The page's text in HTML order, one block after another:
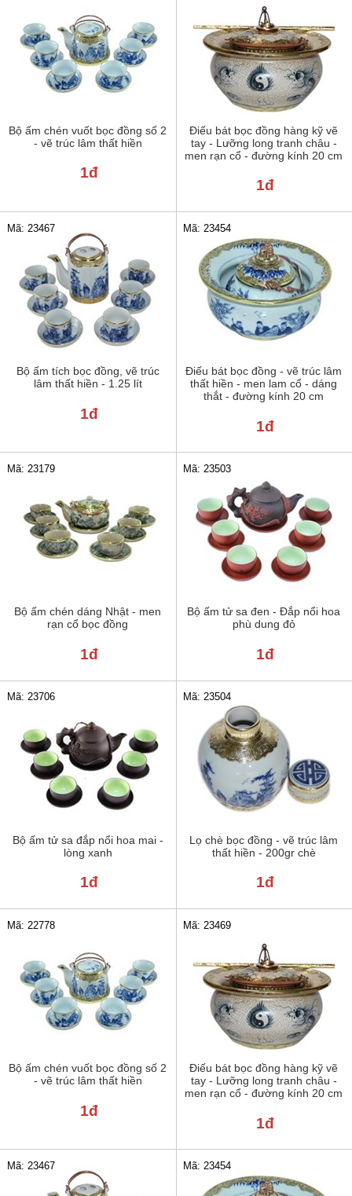
Bộ ấm chén vuốt bọc đồng số 2
- vẽ trúc lâm thất hiền
1đ
Điếu bát bọc đồng hàng kỹ vẽ
tay - Lưỡng long tranh châu -
men rạn cổ - đường kính 20 cm
1đ
Bộ ấm tích bọc đồng, vẽ trúc
lâm thất hiền - 1.25 lít
Mã: 23467
1đ
Điếu bát bọc đồng - vẽ trúc lâm
thất hiền - men lam cổ - dáng
thắt - đường kính 20 cm
Mã: 23454
1đ
Bộ ấm chén dáng Nhật - men
rạn cổ bọc đồng
Mã: 23179
1đ
Bộ ấm tử sa đen - Đắp nổi hoa
phù dung đỏ
Mã: 23503
1đ
Bộ ấm tử sa đắp nổi hoa mai -
lòng xanh
Mã: 23706
1đ
Lọ chè bọc đồng - vẽ trúc lâm
thất hiền - 200gr chè
Mã: 23504
1đ
Bộ ấm chén vuốt bọc đồng số 2
- vẽ trúc lâm thất hiền
Mã: 22778
1đ
Điếu bát bọc đồng hàng kỹ vẽ
tay - Lưỡng long tranh châu -
men rạn cổ - đường kính 20 cm
Mã: 23469
1đ
Mã: 23467 Mã: 23454